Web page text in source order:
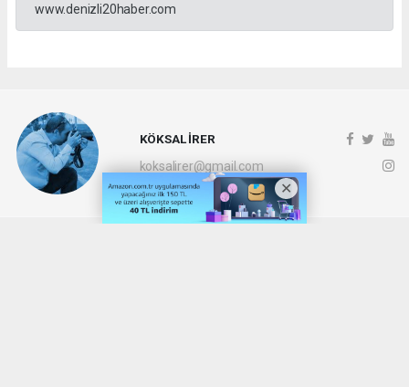
www.denizli20haber.com
KÖKSAL İRER
koksalirer@gmail.com